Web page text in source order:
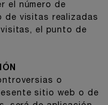
el número de
de visitas realizadas
el punto de
o
sitio web o de